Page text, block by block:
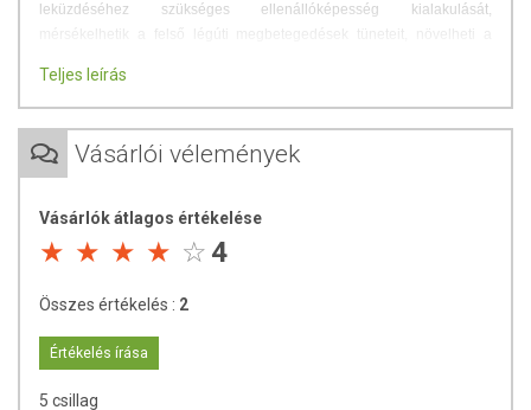
leküzdéséhez szükséges ellenállóképesség kialakulását,
mérsékelhetik a felső légúti megbetegedések tüneteit, növelheti a
használható.
Fogyasztási javaslat: Egy liter 2-3 alkalommal, lehetőleg
főétkezésektől független időpontban, lassan kortyolva fogyasszuk. Az
ugyanígy, frissen elkészített tea, kihűlve, édesítés nélkül
ÖSSZETEVŐK
Bodorrózsa 45%, echinacea 20%, csipkebogyó 20%, citromfű 10%,
Teljes leírás
Vásárlói vélemények
Vásárlók átlagos értékelése
4
Összes értékelés : 2
Értékelés írása
5 csillag